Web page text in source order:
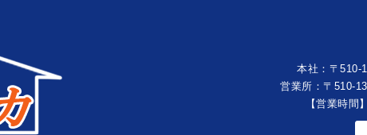
本社：〒510-
営業所：〒510-
【営業時